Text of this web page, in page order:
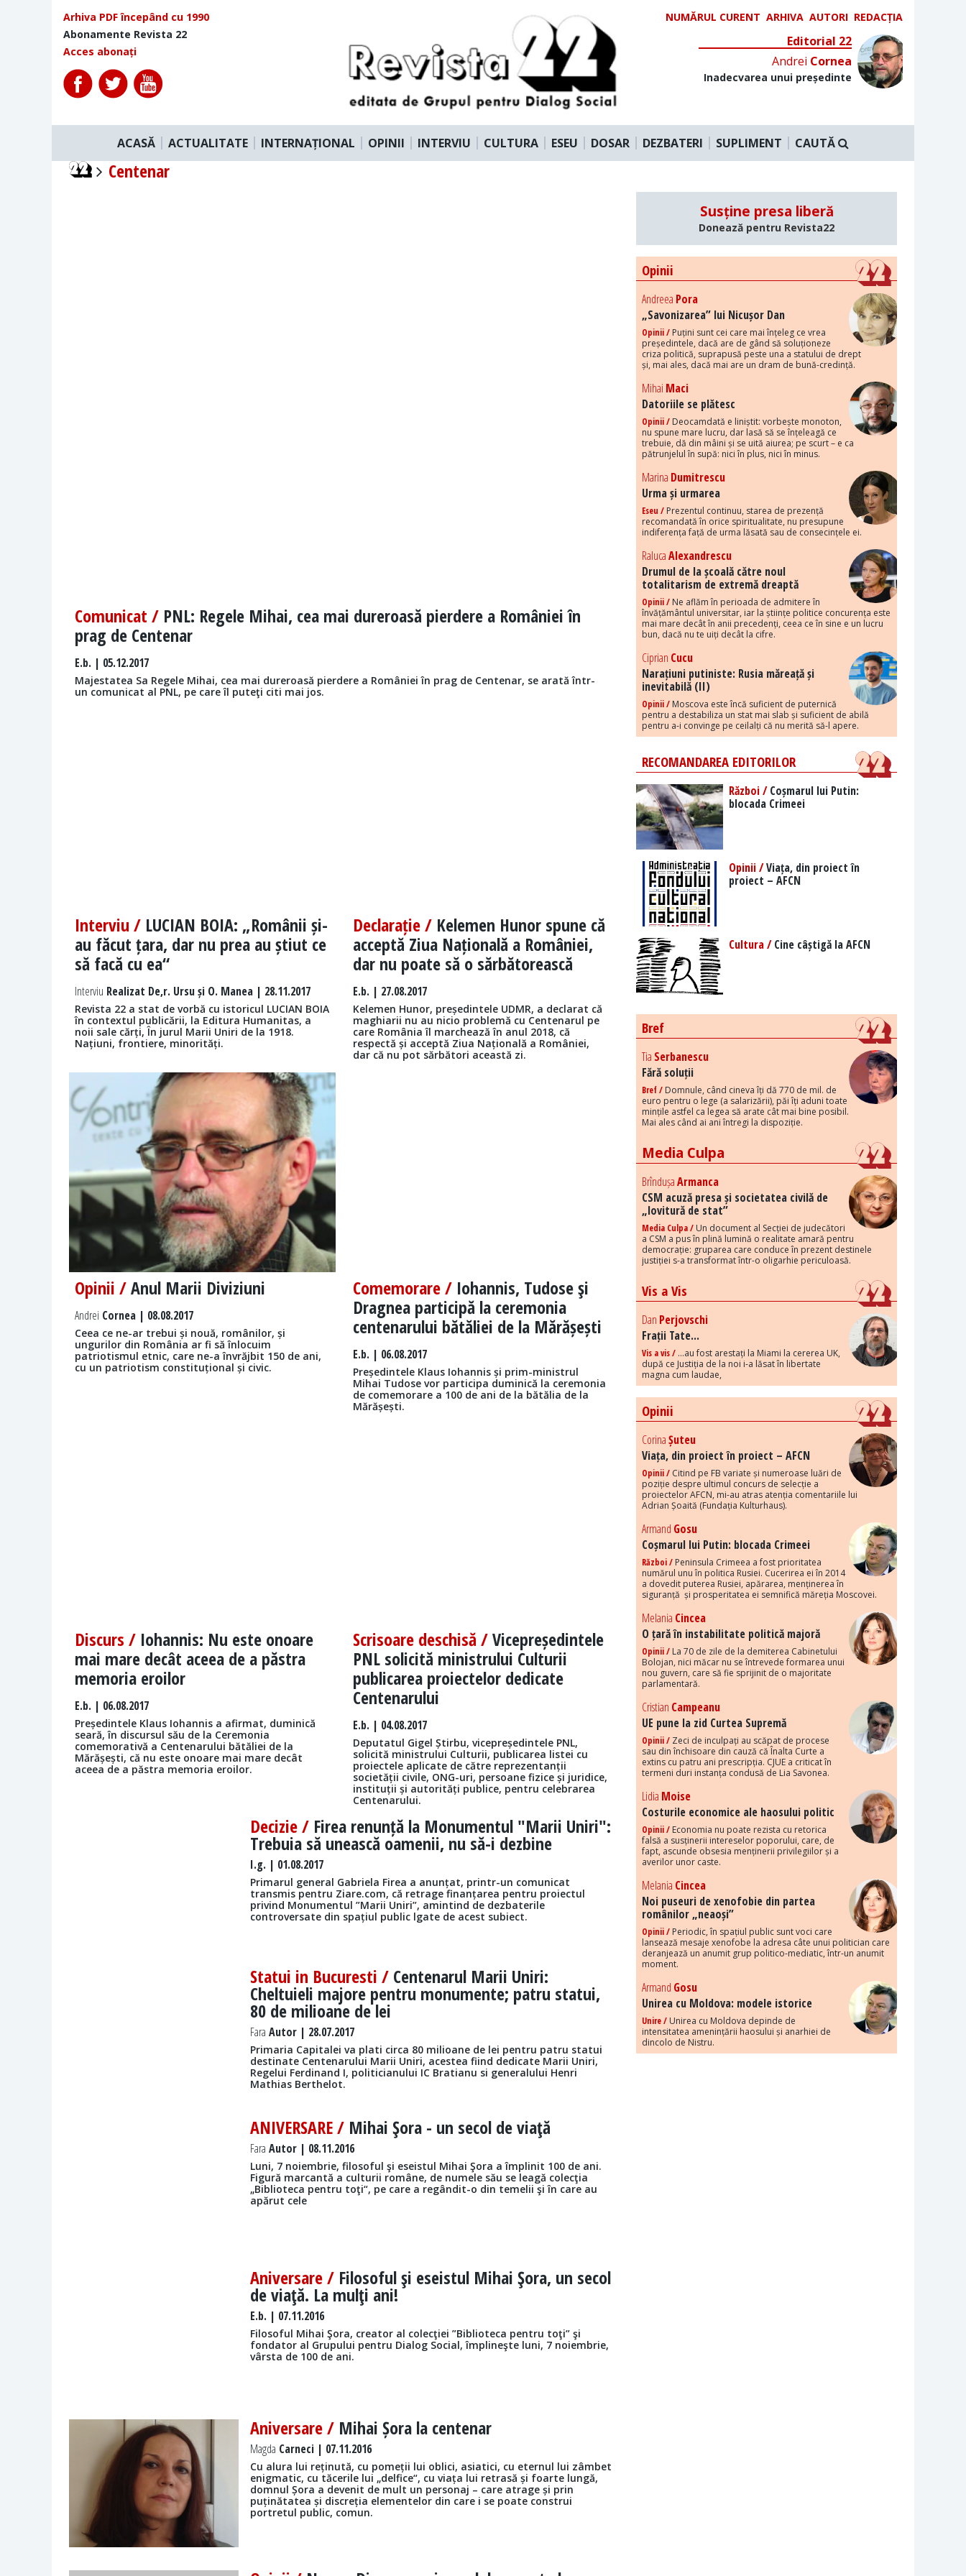
Arhiva PDF începând cu 1990
Abonamente Revista 22
Acces abonați
NUMĂRUL CURENT ARHIVA AUTORI REDACȚIA
Editorial 22
Andrei Cornea
Inadecvarea unui președinte
ACASĂ ACTUALITATE INTERNAȚIONAL OPINII INTERVIU CULTURA ESEU DOSAR DEZBATERI SUPLIMENT CAUTĂ
Centenar
Comunicat / PNL: Regele Mihai, cea mai dureroasă pierdere a României în
prag de Centenar
E.b. | 05.12.2017
Majestatea Sa Regele Mihai, cea mai dureroasă pierdere a României în prag de Centenar, se arată într-
un comunicat al PNL, pe care îl puteţi citi mai jos.
Interviu / LUCIAN BOIA: „Românii și-
au făcut țara, dar nu prea au știut ce
să facă cu ea“
Interviu Realizat De,r. Ursu și O. Manea | 28.11.2017
Revista 22 a stat de vorbă cu istoricul LUCIAN BOIA
în contextul publicării, la Editura Humanitas, a
noii sale cărți, În jurul Marii Uniri de la 1918.
Națiuni, frontiere, minorități.
Declarație / Kelemen Hunor spune că
acceptă Ziua Națională a României,
dar nu poate să o sărbătorească
E.b. | 27.08.2017
Kelemen Hunor, președintele UDMR, a declarat că
maghiarii nu au nicio problemă cu Centenarul pe
care România îl marchează în anul 2018, că
respectă și acceptă Ziua Națională a României,
dar că nu pot sărbători această zi.
Opinii /Anul Marii Diviziuni
Andrei Cornea | 08.08.2017
Ceea ce ne-ar trebui și nouă, românilor, și
ungurilor din România ar fi să înlocuim
patriotismul etnic, care ne-a învrăjbit 150 de ani,
cu un patriotism constituțional și civic.
Comemorare / Iohannis, Tudose şi
Dragnea participă la ceremonia
centenarului bătăliei de la Mărășești
E.b. | 06.08.2017
Președintele Klaus Iohannis și prim-ministrul
Mihai Tudose vor participa duminică la ceremonia
de comemorare a 100 de ani de la bătălia de la
Mărășești.
Discurs / Iohannis: Nu este onoare
mai mare decât aceea de a păstra
memoria eroilor
E.b. | 06.08.2017
Președintele Klaus Iohannis a afirmat, duminică
seară, în discursul său de la Ceremonia
comemorativă a Centenarului bătăliei de la
Mărășești, că nu este onoare mai mare decât
aceea de a păstra memoria eroilor.
Scrisoare deschisă /Vicepreședintele
PNL solicită ministrului Culturii
publicarea proiectelor dedicate
Centenarului
E.b. | 04.08.2017
Deputatul Gigel Știrbu, vicepreședintele PNL,
solicită ministrului Culturii, publicarea listei cu
proiectele aplicate de către reprezentanții
societății civile, ONG-uri, persoane fizice și juridice,
instituții și autorități publice, pentru celebrarea
Centenarului.
Decizie / Firea renunță la Monumentul "Marii Uniri":
Trebuia să unească oamenii, nu să-i dezbine
I.g. | 01.08.2017
Primarul general Gabriela Firea a anunțat, printr-un comunicat
transmis pentru Ziare.com, că retrage finanțarea pentru proiectul
privind Monumentul ”Marii Uniri”, amintind de dezbaterile
controversate din spațiul public lgate de acest subiect.
Statui in Bucuresti / Centenarul Marii Uniri:
Cheltuieli majore pentru monumente; patru statui,
80 de milioane de lei
Fara Autor | 28.07.2017
Primaria Capitalei va plati circa 80 milioane de lei pentru patru statui
destinate Centenarului Marii Uniri, acestea fiind dedicate Marii Uniri,
Regelui Ferdinand I, politicianului IC Bratianu si generalului Henri
Mathias Berthelot.
ANIVERSARE / Mihai Şora - un secol de viaţă
Fara Autor | 08.11.2016
Luni, 7 noiembrie, filosoful şi eseistul Mihai Şora a împlinit 100 de ani.
Figură marcantă a culturii române, de numele său se leagă colecţia
„Biblioteca pentru toţi“, pe care a regândit-o din temelii şi în care au
apărut cele
Aniversare / Filosoful şi eseistul Mihai Şora, un secol
de viaţă. La mulţi ani!
E.b. | 07.11.2016
Filosoful Mihai Şora, creator al colecţiei ”Biblioteca pentru toţi” şi
fondator al Grupului pentru Dialog Social, împlineşte luni, 7 noiembrie,
vârsta de 100 de ani.
Aniversare / Mihai Șora la centenar
Magda Carneci | 07.11.2016
Cu alura lui reținută, cu pomeții lui oblici, asiatici, cu eternul lui zâmbet
enigmatic, cu tăcerile lui „delfice“, cu viața lui retrasă și foarte lungă,
domnul Șora a devenit de mult un personaj – care atrage și prin
puținătatea și discreția elementelor din care i se poate construi
portretul public, comun.
Susține presa liberă
Donează pentru Revista22
Opinii
Andreea Pora
„Savonizarea” lui Nicușor Dan
Opinii / Puțini sunt cei care mai înțeleg ce vrea
președintele, dacă are de gând să soluționeze
criza politică, suprapusă peste una a statului de drept
și, mai ales, dacă mai are un dram de bună-credință.
Mihai Maci
Datoriile se plătesc
Opinii / Deocamdată e liniștit: vorbește monoton,
nu spune mare lucru, dar lasă să se înțeleagă ce
trebuie, dă din mâini și se uită aiurea; pe scurt – e ca
pătrunjelul în supă: nici în plus, nici în minus.
Marina Dumitrescu
Urma și urmarea
Eseu / Prezentul continuu, starea de prezență
recomandată în orice spiritualitate, nu presupune
indiferența față de urma lăsată sau de consecințele ei.
RalucaAlexandrescu
Drumul de la școală către noul
totalitarism de extremă dreaptă
Opinii / Ne aflăm în perioada de admitere în
învățământul universitar, iar la științe politice concurența este
mai mare decât în anii precedenți, ceea ce în sine e un lucru
bun, dacă nu te uiți decât la cifre.
Ciprian Cucu
Narațiuni putiniste: Rusia măreață și
inevitabilă (II)
Opinii / Moscova este încă suficient de puternică
pentru a destabiliza un stat mai slab și suficient de abilă
pentru a-i convinge pe ceilalți că nu merită să-l apere.
RECOMANDAREA EDITORILOR
Război /Coșmarul lui Putin:
blocada Crimeei
Opinii /Viața, din proiect în
proiect – AFCN
Cultura /Cine câștigă la AFCN
Bref
Tia Serbanescu
Fără soluții
Bref / Domnule, când cineva îți dă 770 de mil. de
euro pentru o lege (a salarizării), păi îți aduni toate
mințile astfel ca legea să arate cât mai bine posibil.
Mai ales când ai ani întregi la dispoziție.
Media Culpa
BrîndușaArmanca
CSM acuză presa și societatea civilă de
„lovitură de stat”
Media Culpa / Un document al Secției de judecători
a CSM a pus în plină lumină o realitate amară pentru
democrație: gruparea care conduce în prezent destinele
justiției s-a transformat într-o oligarhie periculoasă.
Vis a Vis
Dan Perjovschi
Frații Tate...
Vis a vis / ...au fost arestați la Miami la cererea UK,
după ce Justiția de la noi i-a lăsat în libertate
magna cum laudae,
Opinii
CorinaȘuteu
Viața, din proiect în proiect – AFCN
Opinii / Citind pe FB variate și numeroase luări de
poziție despre ultimul concurs de selecție a
proiectelor AFCN, mi-au atras atenția comentariile lui
Adrian Șoaită (Fundația Kulturhaus).
Armand Gosu
Coșmarul lui Putin: blocada Crimeei
Război / Peninsula Crimeea a fost prioritatea
numărul unu în politica Rusiei. Cucerirea ei în 2014
a dovedit puterea Rusiei, apărarea, menținerea în
siguranță și prosperitatea ei semnifică măreția Moscovei.
Melania Cincea
O țară în instabilitate politică majoră
Opinii / La 70 de zile de la demiterea Cabinetului
Bolojan, nici măcar nu se întrevede formarea unui
nou guvern, care să fie sprijinit de o majoritate
parlamentară.
Cristian Campeanu
UE pune la zid Curtea Supremă
Opinii / Zeci de inculpați au scăpat de procese
sau din închisoare din cauză că Înalta Curte a
extins cu patru ani prescripția. CJUE a criticat în
termeni duri instanța condusă de Lia Savonea.
Lidia Moise
Costurile economice ale haosului politic
Opinii / Economia nu poate rezista cu retorica
falsă a susținerii intereselor poporului, care, de
fapt, ascunde obsesia menținerii privilegiilor și a
averilor unor caste.
Melania Cincea
Noi puseuri de xenofobie din partea
românilor „neaoși”
Opinii / Periodic, în spațiul public sunt voci care
lansează mesaje xenofobe la adresa câte unui politician care
deranjează un anumit grup politico-mediatic, într-un anumit
moment.
Armand Gosu
Unirea cu Moldova: modele istorice
Unire / Unirea cu Moldova depinde de
intensitatea amenințării haosului și anarhiei de
dincolo de Nistru.